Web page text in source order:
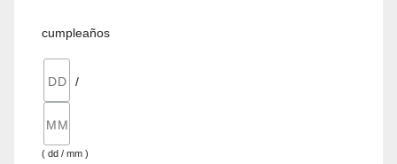
cumpleaños
/
( dd / mm )